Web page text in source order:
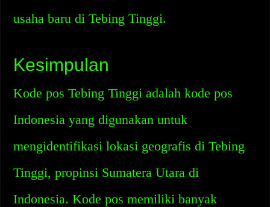
usaha baru di Tebing Tinggi.
Kesimpulan
Kode pos Tebing Tinggi adalah kode pos
Indonesia yang digunakan untuk
mengidentifikasi lokasi geografis di Tebing
Tinggi, propinsi Sumatera Utara di
Indonesia. Kode pos memiliki banyak